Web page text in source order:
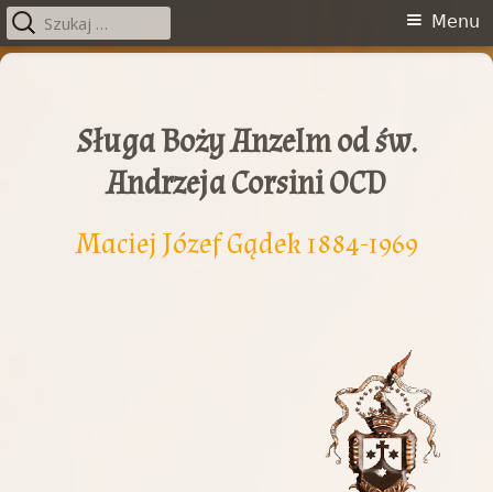
Przeskocz
Sługa Boży Anzelm od św.
Andrzeja Corsini OCD
Maciej Józef Gądek 1884-1969
Menu
główne
Menu
Szukaj: